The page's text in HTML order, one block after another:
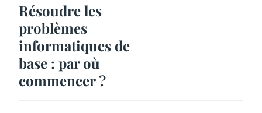
Résoudre les
problèmes
informatiques de
base : par où
commencer ?